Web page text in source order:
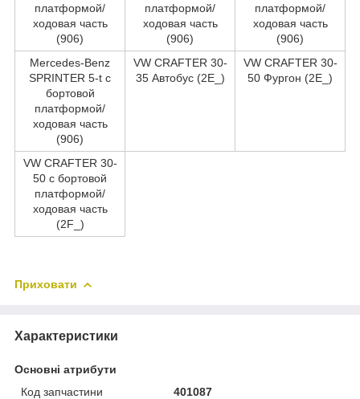
платформой/
ходовая часть
(906)
платформой/
ходовая часть
(906)
платформой/
ходовая часть
(906)
Mercedes-Benz
SPRINTER 5-t c
бортовой
платформой/
ходовая часть
(906)
VW CRAFTER 30-
35 Автобус (2E_)
VW CRAFTER 30-
50 Фургон (2E_)
VW CRAFTER 30-
50 c бортовой
платформой/
ходовая часть
(2F_)
Приховати
Характеристики
Основні атрибути
Код запчастини
401087